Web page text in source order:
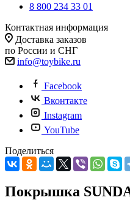
8 800 234 33 01
Контактная информация
Доставка заказов
по России и СНГ
info@toybike.ru
Facebook
Вконтакте
Instagram
YouTube
Поделиться
Покрышка